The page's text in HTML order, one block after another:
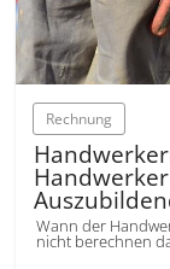
Rechnung
Wann der
nicht berechnen